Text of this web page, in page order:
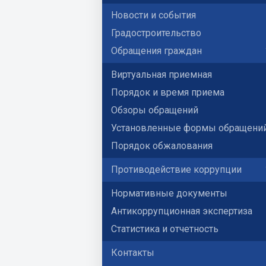
Новости и события
Градостроительство
Обращения граждан
Виртуальная приемная
Порядок и время приема
Обзоры обращений
Установленные формы
Порядок обжалования
Противодействие коррупции
Нормативные документы
Антикоррупционная экспертиза
Статистика и отчетность
Контакты